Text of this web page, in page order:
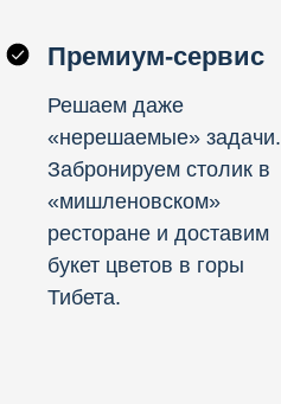
Премиум-сервис
Решаем даже
«нерешаемые» задачи.
Забронируем столик в
«мишленовском»
ресторане и доставим
букет цветов в горы
Тибета.